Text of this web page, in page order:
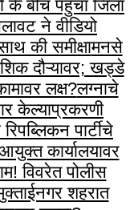
के बीच पहुंचा जिला
ने वीडियो
की समीक्षामनसे
दौऱ्यावर; खड्डे
लक्ष?लग्नाचे
केल्याप्रकरणी
पार्टीचे
कार्यालयावर
विवरेत पोलीस
शहरात